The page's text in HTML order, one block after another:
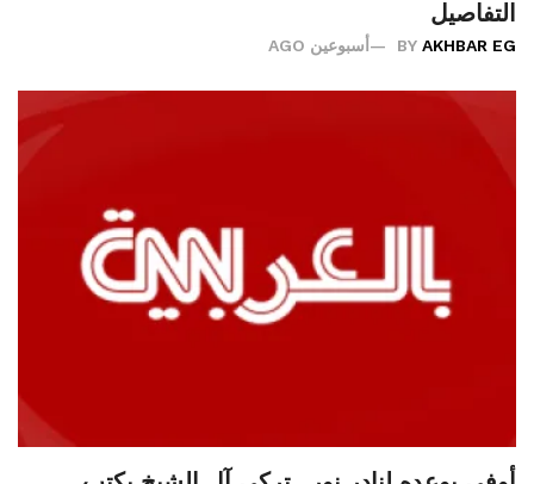
التفاصيل
BY AKHBAR EG أسبوعين AGO